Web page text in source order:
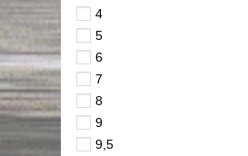
4
5
6
7
8
9
9,5